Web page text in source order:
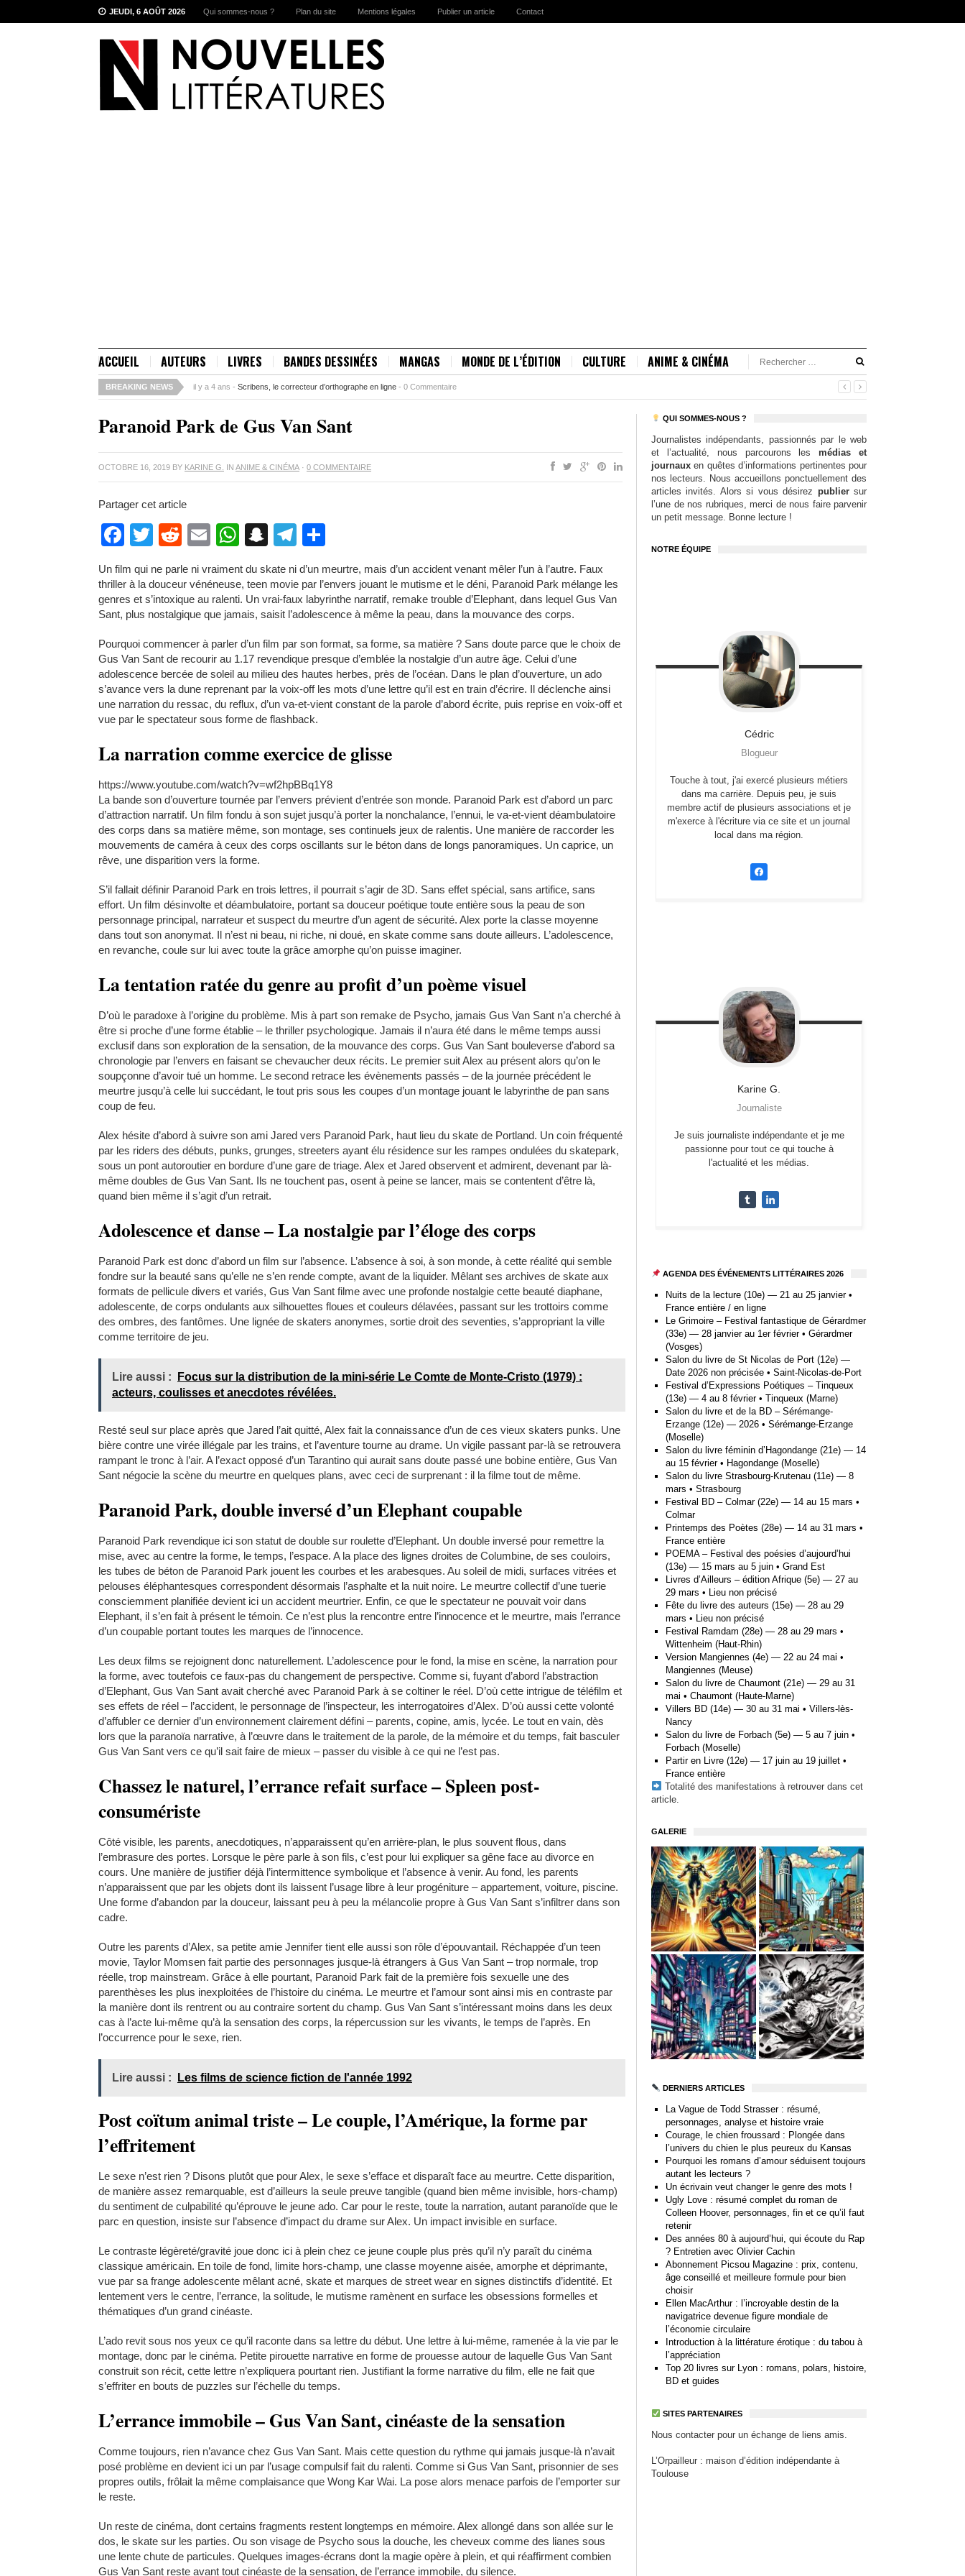
JEUDI, 6 AOÛT 2026 Qui sommes-nous ? Plan du site Mentions légales Publier un article Contact
ACCUEIL AUTEURS LIVRES BANDES DESSINÉES MANGAS MONDE DE L’ÉDITION CULTURE ANIME & CINÉMA
BREAKING NEWS il y a 4 ans - Scribens, le correcteur d’orthographe en ligne - 0 Commentaire
Paranoid Park de Gus Van Sant
OCTOBRE 16, 2019 BY KARINE G. IN ANIME & CINÉMA · 0 COMMENTAIRE
Partager cet article
Facebook
Twitter
RedditEmailWhatsApp
Snapchat
Telegram
Un film qui ne parle ni vraiment du skate ni d’un meurtre, mais d’un accident venant mêler l’un à l’autre. Faux
thriller à la douceur vénéneuse, teen movie par l’envers jouant le mutisme et le déni, Paranoid Park mélange les
genres et s’intoxique au ralenti. Un vrai-faux labyrinthe narratif, remake trouble d’Elephant, dans lequel Gus Van
Sant, plus nostalgique que jamais, saisit l’adolescence à même la peau, dans la mouvance des corps.
Pourquoi commencer à parler d’un film par son format, sa forme, sa matière ? Sans doute parce que le choix de
Gus Van Sant de recourir au 1.17 revendique presque d’emblée la nostalgie d’un autre âge. Celui d’une
adolescence bercée de soleil au milieu des hautes herbes, près de l’océan. Dans le plan d’ouverture, un ado
s’avance vers la dune reprenant par la voix-off les mots d’une lettre qu’il est en train d’écrire. Il déclenche ainsi
une narration du ressac, du reflux, d’un va-et-vient constant de la parole d’abord écrite, puis reprise en voix-off et
vue par le spectateur sous forme de flashback.
La narration comme exercice de glisse
https://www.youtube.com/watch?v=wf2hpBBq1Y8
La bande son d’ouverture tournée par l’envers prévient d’entrée son monde. Paranoid Park est d’abord un parc
d’attraction narratif. Un film fondu à son sujet jusqu’à porter la nonchalance, l’ennui, le va-et-vient déambulatoire
des corps dans sa matière même, son montage, ses continuels jeux de ralentis. Une manière de raccorder les
mouvements de caméra à ceux des corps oscillants sur le béton dans de longs panoramiques. Un caprice, un
rêve, une disparition vers la forme.
S’il fallait définir Paranoid Park en trois lettres, il pourrait s’agir de 3D. Sans effet spécial, sans artifice, sans
effort. Un film désinvolte et déambulatoire, portant sa douceur poétique toute entière sous la peau de son
personnage principal, narrateur et suspect du meurtre d’un agent de sécurité. Alex porte la classe moyenne
dans tout son anonymat. Il n’est ni beau, ni riche, ni doué, en skate comme sans doute ailleurs. L’adolescence,
en revanche, coule sur lui avec toute la grâce amorphe qu’on puisse imaginer.
La tentation ratée du genre au profit d’un poème visuel
D’où le paradoxe à l’origine du problème. Mis à part son remake de Psycho, jamais Gus Van Sant n’a cherché à
être si proche d’une forme établie – le thriller psychologique. Jamais il n’aura été dans le même temps aussi
exclusif dans son exploration de la sensation, de la mouvance des corps. Gus Van Sant bouleverse d’abord sa
chronologie par l’envers en faisant se chevaucher deux récits. Le premier suit Alex au présent alors qu’on le
soupçonne d’avoir tué un homme. Le second retrace les évènements passés – de la journée précédent le
meurtre jusqu’à celle lui succédant, le tout pris sous les coupes d’un montage jouant le labyrinthe de pan sans
coup de feu.
Alex hésite d’abord à suivre son ami Jared vers Paranoid Park, haut lieu du skate de Portland. Un coin fréquenté
par les riders des débuts, punks, grunges, streeters ayant élu résidence sur les rampes ondulées du skatepark,
sous un pont autoroutier en bordure d’une gare de triage. Alex et Jared observent et admirent, devenant par là-
même doubles de Gus Van Sant. Ils ne touchent pas, osent à peine se lancer, mais se contentent d’être là,
quand bien même il s’agit d’un retrait.
Adolescence et danse – La nostalgie par l’éloge des corps
Paranoid Park est donc d’abord un film sur l’absence. L’absence à soi, à son monde, à cette réalité qui semble
fondre sur la beauté sans qu’elle ne s’en rende compte, avant de la liquider. Mêlant ses archives de skate aux
formats de pellicule divers et variés, Gus Van Sant filme avec une profonde nostalgie cette beauté diaphane,
adolescente, de corps ondulants aux silhouettes floues et couleurs délavées, passant sur les trottoirs comme
des ombres, des fantômes. Une lignée de skaters anonymes, sortie droit des seventies, s’appropriant la ville
comme territoire de jeu.
Lire aussi :
Focus sur la distribution de la mini-série Le Comte de Monte-Cristo (1979) :
acteurs, coulisses et anecdotes révélées.
Resté seul sur place après que Jared l’ait quitté, Alex fait la connaissance d’un de ces vieux skaters punks. Une
bière contre une virée illégale par les trains, et l’aventure tourne au drame. Un vigile passant par-là se retrouvera
rampant le tronc à l’air. A l’exact opposé d’un Tarantino qui aurait sans doute passé une bobine entière, Gus Van
Sant négocie la scène du meurtre en quelques plans, avec ceci de surprenant : il la filme tout de même.
Paranoid Park, double inversé d’un Elephant coupable
Paranoid Park revendique ici son statut de double sur roulette d’Elephant. Un double inversé pour remettre la
mise, avec au centre la forme, le temps, l’espace. A la place des lignes droites de Columbine, de ses couloirs,
les tubes de béton de Paranoid Park jouent les courbes et les arabesques. Au soleil de midi, surfaces vitrées et
pelouses éléphantesques correspondent désormais l’asphalte et la nuit noire. Le meurtre collectif d’une tuerie
consciemment planifiée devient ici un accident meurtrier. Enfin, ce que le spectateur ne pouvait voir dans
Elephant, il s’en fait à présent le témoin. Ce n’est plus la rencontre entre l’innocence et le meurtre, mais l’errance
d’un coupable portant toutes les marques de l’innocence.
Les deux films se rejoignent donc naturellement. L’adolescence pour le fond, la mise en scène, la narration pour
la forme, avec toutefois ce faux-pas du changement de perspective. Comme si, fuyant d’abord l’abstraction
d’Elephant, Gus Van Sant avait cherché avec Paranoid Park à se coltiner le réel. D’où cette intrigue de téléfilm et
ses effets de réel – l’accident, le personnage de l’inspecteur, les interrogatoires d’Alex. D’où aussi cette volonté
d’affubler ce dernier d’un environnement clairement défini – parents, copine, amis, lycée. Le tout en vain, dès
lors que la paranoïa narrative, à l’œuvre dans le traitement de la parole, de la mémoire et du temps, fait basculer
Gus Van Sant vers ce qu’il sait faire de mieux – passer du visible à ce qui ne l’est pas.
Chassez le naturel, l’errance refait surface – Spleen post-
consumériste
Côté visible, les parents, anecdotiques, n’apparaissent qu’en arrière-plan, le plus souvent flous, dans
l’embrasure des portes. Lorsque le père parle à son fils, c’est pour lui expliquer sa gêne face au divorce en
cours. Une manière de justifier déjà l’intermittence symbolique et l’absence à venir. Au fond, les parents
n’apparaissent que par les objets dont ils laissent l’usage libre à leur progéniture – appartement, voiture, piscine.
Une forme d’abandon par la douceur, laissant peu à peu la mélancolie propre à Gus Van Sant s’infiltrer dans son
cadre.
Outre les parents d’Alex, sa petite amie Jennifer tient elle aussi son rôle d’épouvantail. Réchappée d’un teen
movie, Taylor Momsen fait partie des personnages jusque-là étrangers à Gus Van Sant – trop normale, trop
réelle, trop mainstream. Grâce à elle pourtant, Paranoid Park fait de la première fois sexuelle une des
parenthèses les plus inexploitées de l’histoire du cinéma. Le meurtre et l’amour sont ainsi mis en contraste par
la manière dont ils rentrent ou au contraire sortent du champ. Gus Van Sant s’intéressant moins dans les deux
cas à l’acte lui-même qu’à la sensation des corps, la répercussion sur les vivants, le temps de l’après. En
l’occurrence pour le sexe, rien.
Lire aussi : Les films de science fiction de l'année 1992
Post coïtum animal triste – Le couple, l’Amérique, la forme par
l’effritement
Le sexe n’est rien ? Disons plutôt que pour Alex, le sexe s’efface et disparaît face au meurtre. Cette disparition,
de manière assez remarquable, est d’ailleurs la seule preuve tangible (quand bien même invisible, hors-champ)
du sentiment de culpabilité qu’éprouve le jeune ado. Car pour le reste, toute la narration, autant paranoïde que le
parc en question, insiste sur l’absence d’impact du drame sur Alex. Un impact invisible en surface.
Le contraste légèreté/gravité joue donc ici à plein chez ce jeune couple plus près qu’il n’y paraît du cinéma
classique américain. En toile de fond, limite hors-champ, une classe moyenne aisée, amorphe et déprimante,
vue par sa frange adolescente mêlant acné, skate et marques de street wear en signes distinctifs d’identité. Et
lentement vers le centre, l’errance, la solitude, le mutisme ramènent en surface les obsessions formelles et
thématiques d’un grand cinéaste.
L’ado revit sous nos yeux ce qu’il raconte dans sa lettre du début. Une lettre à lui-même, ramenée à la vie par le
montage, donc par le cinéma. Petite pirouette narrative en forme de prouesse autour de laquelle Gus Van Sant
construit son récit, cette lettre n’expliquera pourtant rien. Justifiant la forme narrative du film, elle ne fait que
s’effriter en bouts de puzzles sur l’échelle du temps.
L’errance immobile – Gus Van Sant, cinéaste de la sensation
Comme toujours, rien n’avance chez Gus Van Sant. Mais cette question du rythme qui jamais jusque-là n’avait
posé problème en devient ici un par l’usage compulsif fait du ralenti. Comme si Gus Van Sant, prisonnier de ses
propres outils, frôlait la même complaisance que Wong Kar Wai. La pose alors menace parfois de l’emporter sur
le reste.
Un reste de cinéma, dont certains fragments restent longtemps en mémoire. Alex allongé dans son allée sur le
dos, le skate sur les parties. Ou son visage de Psycho sous la douche, les cheveux comme des lianes sous
une lente chute de particules. Quelques images-écrans dont la magie opère à plein, et qui réaffirment combien
Gus Van Sant reste avant tout cinéaste de la sensation, de l’errance immobile, du silence.
QUI SOMMES-NOUS ?
Journalistes indépendants, passionnés par le web
et l’actualité, nous parcourons lesmédias et
journaux en quêtes d’informations pertinentes pour
nos lecteurs. Nous accueillons ponctuellement des
articles invités. Alors si vous désirez publiersur
l’une de nos rubriques, merci de nous faire parvenir
un petit message. Bonne lecture !
NOTRE ÉQUIPE
Cédric
Blogueur
Touche à tout, j'ai exercé plusieurs métiers
dans ma carrière. Depuis peu, je suis
membre actif de plusieurs associations et je
m'exerce à l'écriture via ce site et un journal
local dans ma région.
Karine G.
Journaliste
Je suis journaliste indépendante et je me
passionne pour tout ce qui touche à
l'actualité et les médias.
AGENDA DES ÉVÉNEMENTS LITTÉRAIRES 2026
Nuits de la lecture (10e) — 21 au 25 janvier •
France entière / en ligne
Le Grimoire – Festival fantastique de Gérardmer
(33e) — 28 janvier au 1er février • Gérardmer
(Vosges)
Salon du livre de St Nicolas de Port (12e) —
Date 2026 non précisée • Saint-Nicolas-de-Port
Festival d’Expressions Poétiques – Tinqueux
(13e) — 4 au 8 février • Tinqueux (Marne)
Salon du livre et de la BD – Sérémange-
Erzange (12e) — 2026 • Sérémange-Erzange
(Moselle)
Salon du livre féminin d’Hagondange (21e) — 14
au 15 février • Hagondange (Moselle)
Salon du livre Strasbourg-Krutenau (11e) — 8
mars • Strasbourg
Festival BD – Colmar (22e) — 14 au 15 mars •
Colmar
Printemps des Poètes (28e) — 14 au 31 mars •
France entière
POEMA – Festival des poésies d’aujourd’hui
(13e) — 15 mars au 5 juin • Grand Est
Livres d’Ailleurs – édition Afrique (5e) — 27 au
29 mars • Lieu non précisé
Fête du livre des auteurs (15e) — 28 au 29
mars • Lieu non précisé
Festival Ramdam (28e) — 28 au 29 mars •
Wittenheim (Haut-Rhin)
Version Mangiennes (4e) — 22 au 24 mai •
Mangiennes (Meuse)
Salon du livre de Chaumont (21e) — 29 au 31
mai • Chaumont (Haute-Marne)
Villers BD (14e) — 30 au 31 mai • Villers-lès-
Nancy
Salon du livre de Forbach (5e) — 5 au 7 juin •
Forbach (Moselle)
Partir en Livre (12e) — 17 juin au 19 juillet •
France entière
Totalité des manifestations à retrouver dans cet
article.
GALERIE
DERNIERS ARTICLES
La Vague de Todd Strasser : résumé,
personnages, analyse et histoire vraie
Courage, le chien froussard : Plongée dans
l’univers du chien le plus peureux du Kansas
Pourquoi les romans d’amour séduisent toujours
autant les lecteurs ?
Un écrivain veut changer le genre des mots !
Ugly Love : résumé complet du roman de
Colleen Hoover, personnages, fin et ce qu’il faut
retenir
Des années 80 à aujourd’hui, qui écoute du Rap
? Entretien avec Olivier Cachin
Abonnement Picsou Magazine : prix, contenu,
âge conseillé et meilleure formule pour bien
choisir
Ellen MacArthur : l’incroyable destin de la
navigatrice devenue figure mondiale de
l’économie circulaire
Introduction à la littérature érotique : du tabou à
l’appréciation
Top 20 livres sur Lyon : romans, polars, histoire,
BD et guides
SITES PARTENAIRES
Nous contacter pour un échange de liens amis.
L’Orpailleur : maison d’édition indépendante à
Toulouse